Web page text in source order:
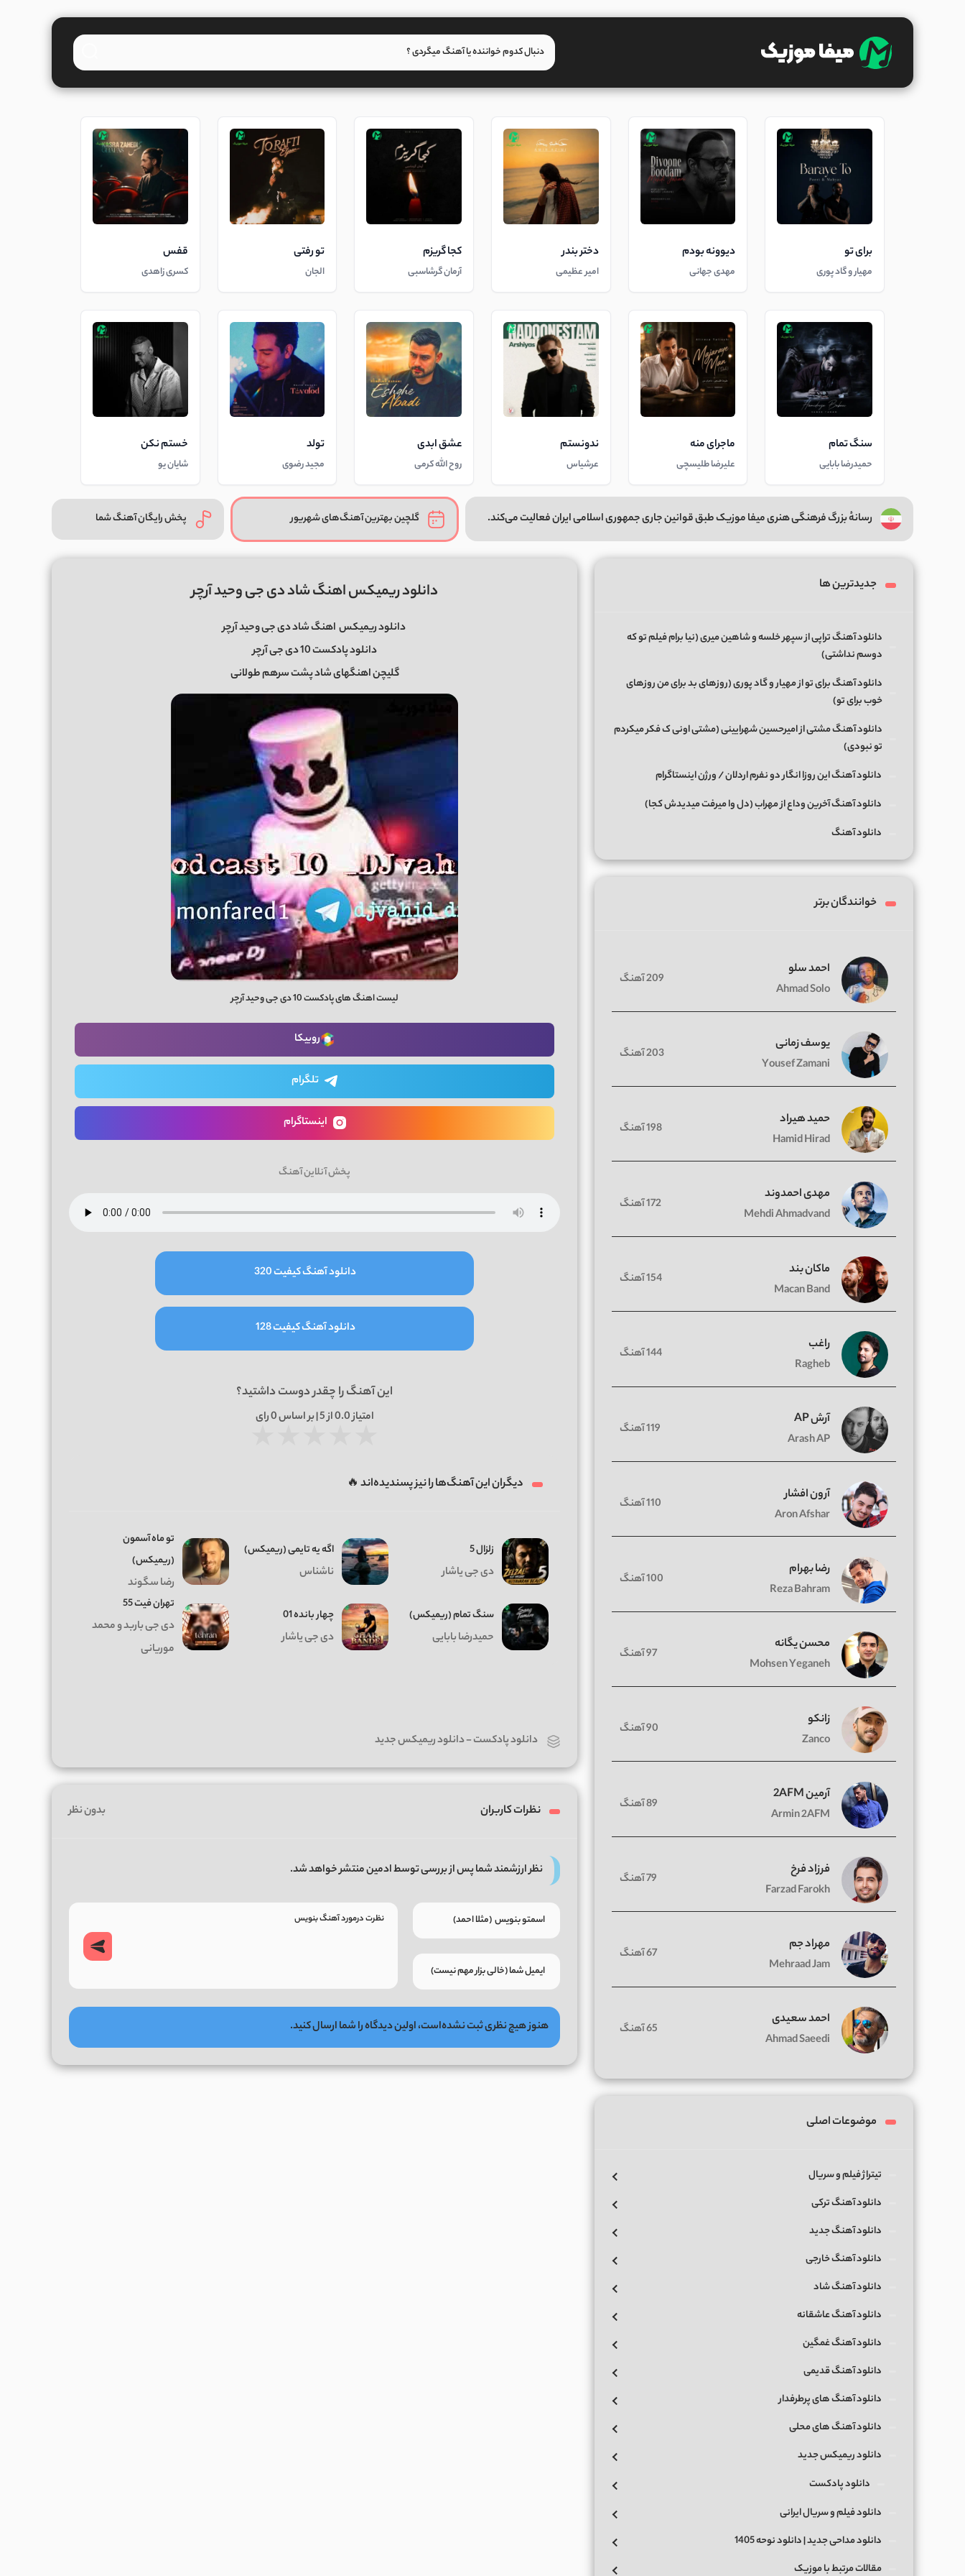
برای تو
مهیار و گاد پوری
دیوونه بودم
مهدی جهانی
دختر بندر
امیر عظیمی
کجا گریزم
آرمان گرشاسبی
تو رفتی
الجان
قفس
کسری زاهدی
سنگ تمام
حمیدرضا بابایی
ماجرای منه
علیرضا طلیسچی
ندونستم
عرشیاس
عشق ابدی
روح الله کرمی
تولد
مجید رضوی
خستم نکن
شایان یو
رسانهٔ بزرگ فرهنگی هنری میفا موزیک طبق قوانین جاری جمهوری اسلامی ایران فعالیت می‌کند. گلچین بهترین آهنگ‌های شهریور پخش رایگان آهنگ شما
دانلود ریمیکس اهنگ شاد دی جی وحید آرچر
دانلود ریمیکس اهنگ شاد دی جی وحید آرچر
دانلود پادکست 10 دی جی آرچر
گلیچن اهنگهای شاد پشت سرهم طولانی
لیست اهنگ های پادکست 10 دی جی وحید آرچر
روبیکا
تلگرام
اینستاگرام
پخش آنلاین آهنگ
دانلود آهنگ کیفیت 320
دانلود آهنگ کیفیت 128
این آهنگ را چقدر دوست داشتید؟
امتیاز0.0از 5 | بر اساس 0رای
دیگران این آهنگ‌ها را نیز پسندیده‌اند 🔥
زلزال 5
دی جی یاشار
اگه یه تایمی (ریمیکس)
ناشناس
تو ماه آسمون
(ریمیکس)
رضا سگوند
سنگ تمام (ریمیکس)
حمیدرضا بابایی
چهار بانده 01
دی جی یاشار
تهران فیت 55
دی جی باربد و محمد
موریانی
دانلود پادکست-دانلود ریمیکس جدید
نظرات کاربران بدون نظر
نظر ارزشمند شما پس از بررسی توسط ادمین منتشر خواهد شد.
هنوز هیچ نظری ثبت نشده‌است، اولین دیدگاه را شما ارسال کنید.
جدیدترین ها
دانلود آهنگ تراپی از سپهر خلسه و شاهین میری (نیا برام فیلم تو که
دوسم نداشتی)
دانلود آهنگ برای تو از مهیار و گاد پوری (روزهای بد برای من روزهای
خوب برای تو)
دانلود آهنگ مشتی از امیرحسین شهرایینی (مشتی اونی ک فکر میکردم
تو نبودی)
دانلود آهنگ این روزا انگار دو نفرم اردلان / ورژن اینستاگرام
دانلود آهنگ آخرین وداع از مهراب (دل وا میرفت میدیدش کجا)
دانلود آهنگ
خوانندگان برتر
احمد سلو
Ahmad Solo
209 آهنگ
یوسف زمانی
Yousef Zamani
203 آهنگ
حمید هیراد
Hamid Hirad
198 آهنگ
مهدی احمدوند
Mehdi Ahmadvand
172 آهنگ
ماکان بند
Macan Band
154 آهنگ
راغب
Ragheb
144 آهنگ
آرش AP
Arash AP
119 آهنگ
آرون افشار
Aron Afshar
110 آهنگ
رضا بهرام
Reza Bahram
100 آهنگ
محسن یگانه
Mohsen Yeganeh
97 آهنگ
زانکو
Zanco
90 آهنگ
آرمین 2AFM
Armin 2AFM
89 آهنگ
فرزاد فرخ
Farzad Farokh
79 آهنگ
مهراد جم
Mehraad Jam
67 آهنگ
احمد سعیدی
Ahmad Saeedi
65 آهنگ
موضوعات اصلی
تیتراژ فیلم و سریال
دانلود آهنگ ترکی
دانلود آهنگ جدید
دانلود آهنگ خارجی
دانلود آهنگ شاد
دانلود آهنگ عاشقانه
دانلود آهنگ غمگین
دانلود آهنگ قدیمی
دانلود آهنگ های پرطرفدار
دانلود آهنگ های محلی
دانلود ریمیکس جدید
دانلود پادکست
دانلود فیلم و سریال ایرانی
دانلود مداحی جدید | دانلود نوحه 1405
مقالات مرتبط با موزیک